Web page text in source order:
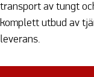
transport av tungt
komplett utbud av
leverans.